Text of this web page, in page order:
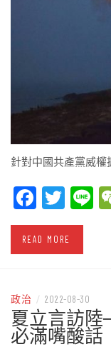
針對中國共產黨威
READ MORE
政治 / 2022-08-30
夏立言訪陸
必滿嘴酸話